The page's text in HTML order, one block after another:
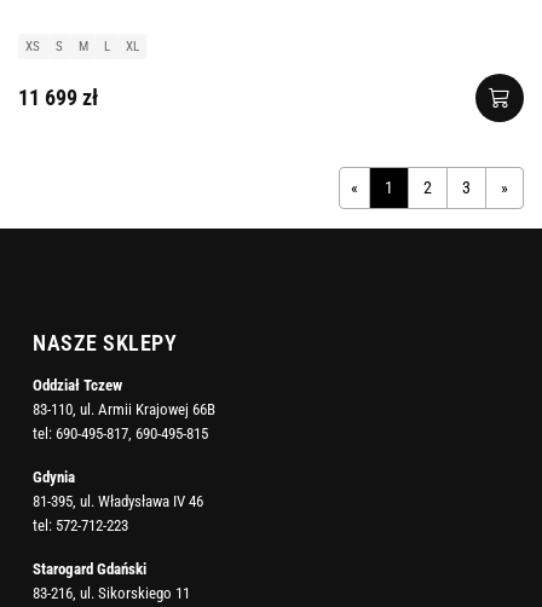
XS S M L XL
11 699 zł
« 1 2 3 »
NASZE SKLEPY
Oddział Tczew
83-110, ul. Armii Krajowej 66B
tel: 690-495-817, 690-495-815
Gdynia
81-395, ul. Władysława IV 46
tel: 572-712-223
Starogard Gdański
83-216, ul. Sikorskiego 11